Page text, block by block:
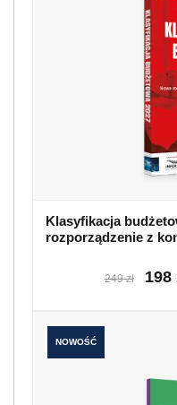
Klasyfikacja
rozporządzenie z
249 zł 198
NOWOŚĆ